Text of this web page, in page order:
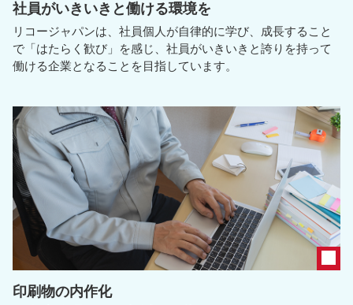
社員がいきいきと働ける環境を
リコージャパンは、社員個人が自律的に学び、成長すること
で「はたらく歓び」を感じ、社員がいきいきと誇りを持って
働ける企業となることを目指しています。
印刷物の内作化